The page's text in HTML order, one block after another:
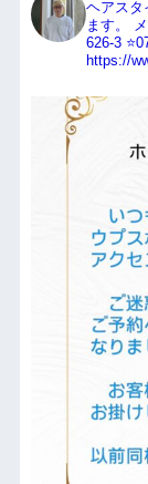
ヘアスタ
ます。
626-3
https://